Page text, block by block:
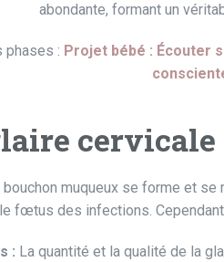
abondante, formant un
phases : Projet bébé : Écouter
cervicale
bouchon muqueux se forme et
fœtus des infections.
: La quantité et la qualité de la